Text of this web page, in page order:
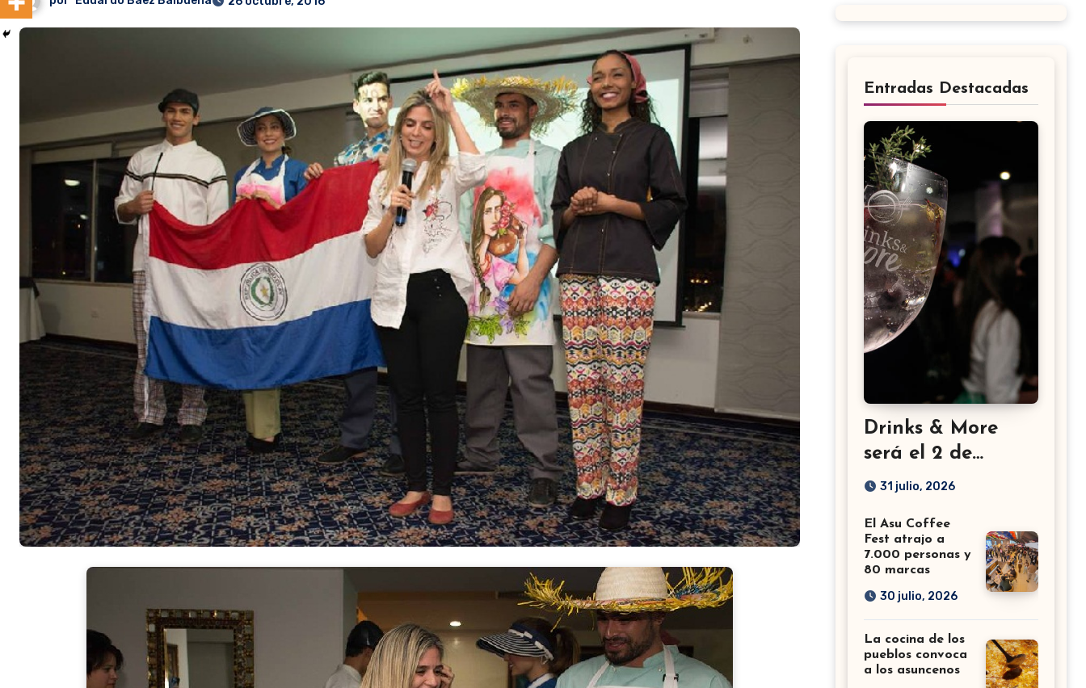
Entradas Destacadas
Drinks & More
será el 2 de
setiembre en el
31 julio, 2026
El Asu Coffee
Fest atrajo a
7.000 personas y
80 marcas
30 julio, 2026
La cocina de los
pueblos convoca
a los asuncenos